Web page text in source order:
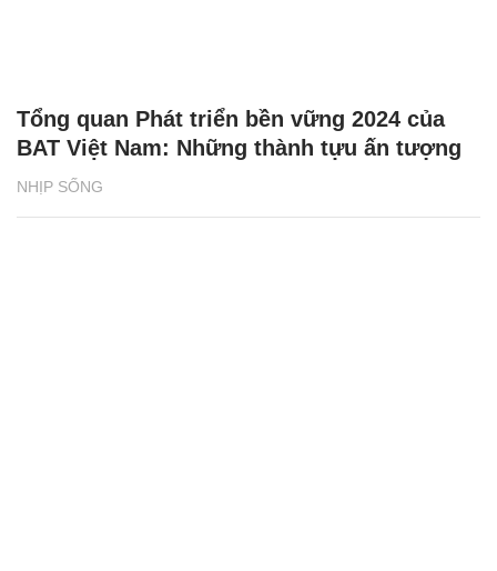
NHỊP SỐNG
Tổng quan Phát triển bền vững 2024 của
BAT Việt Nam: Những thành tựu ấn tượng